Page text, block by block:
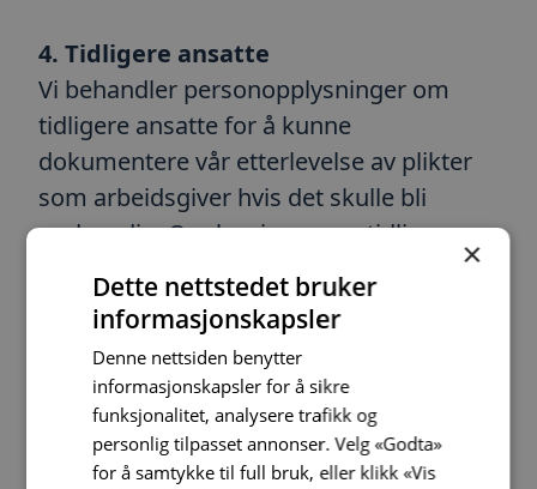
4. Tidligere ansatte
Vi behandler personopplysninger om
tidligere ansatte for å kunne
dokumentere vår etterlevelse av plikter
som arbeidsgiver hvis det skulle bli
nødvendig. Opplysninger om tidligere
ansatte vil også fremgå av avtaler,
korrespondanse og annen
dokumentasjon vi lagrer og bruker som
del av virksomheten vår.
Behandlingen av personopplysninger er
basert på vår berettigede interesse i å
×
Dette nettstedet bruker
informasjonskapsler
Denne nettsiden benytter
informasjonskapsler for å sikre
funksjonalitet, analysere trafikk og
personlig tilpasset annonser. Velg «Godta»
for å samtykke til full bruk, eller klikk «Vis